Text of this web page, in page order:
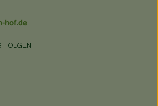
hof.de
FOLGEN
www.instagram.com/hofbauernhof/
zu https://www.facebook.com/